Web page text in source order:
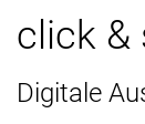
click &
Digitale